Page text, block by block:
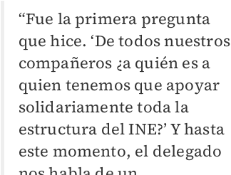
“Fue la primera pregunta
que hice. ‘De todos nuestros
compañeros ¿a quién es a
quien tenemos que apoyar
solidariamente toda la
estructura del INE?’ Y hasta
este momento, el delegado